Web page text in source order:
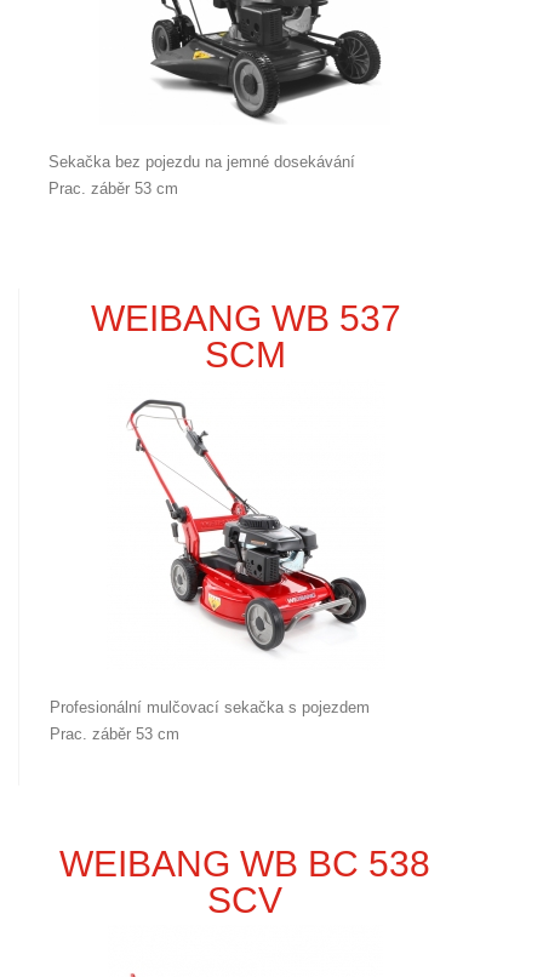
Sekačka bez pojezdu na jemné dosekávání
Prac. záběr 53 cm
WEIBANG WB 537
SCM
Profesionální mulčovací sekačka s pojezdem
Prac. záběr 53 cm
WEIBANG WB BC 538
SCV